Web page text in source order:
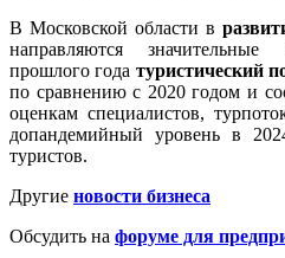
В Московской области в
направляются значительные
прошлого года туристический
по сравнению с 2020 годом и
оценкам специалистов,
допандемийный уровень в
туристов.
Другие новости бизнеса
Обсудить на форуме для